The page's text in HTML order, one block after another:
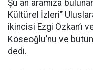
Şu an aramıza
Kültürel İzleri’’
ikincisi Ezgi Özkan’ı
Köseoğlu’nu ve
dedi.